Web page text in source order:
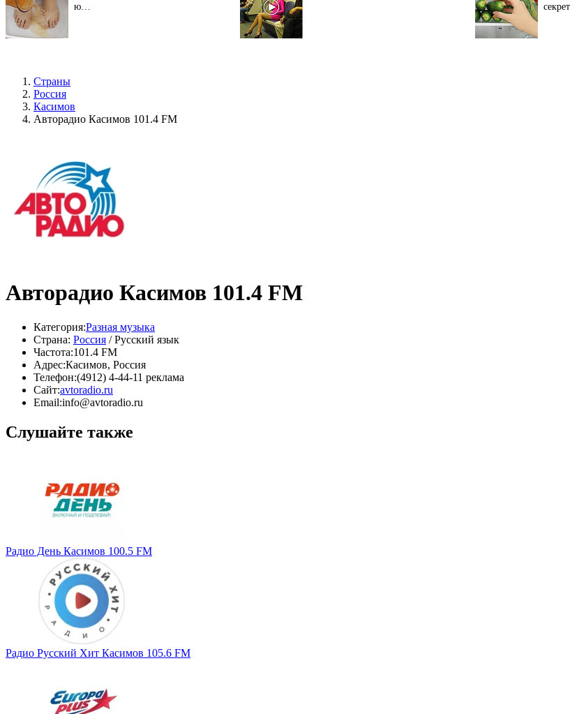
ю…
секрет
Страны
Россия
Касимов
Авторадио Касимов 101.4 FM
Авторадио Касимов 101.4 FM
Категория:Разная музыка
Страна: Россия / Русский язык
Частота:101.4 FM
Адрес:Касимов, Россия
Телефон:(4912) 4-44-11 реклама
Сайт:avtoradio.ru
Email:info@avtoradio.ru
Слушайте также
Радио День Касимов 100.5 FM
Радио Русский Хит Касимов 105.6 FM